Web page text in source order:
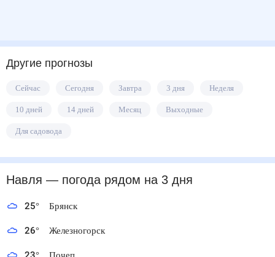
Другие прогнозы
Сейчас Сегодня Завтра 3 дня Неделя
10 дней 14 дней Месяц Выходные
Для садовода
Навля— погода рядомна 3 дня
25° Брянск
26° Железногорск